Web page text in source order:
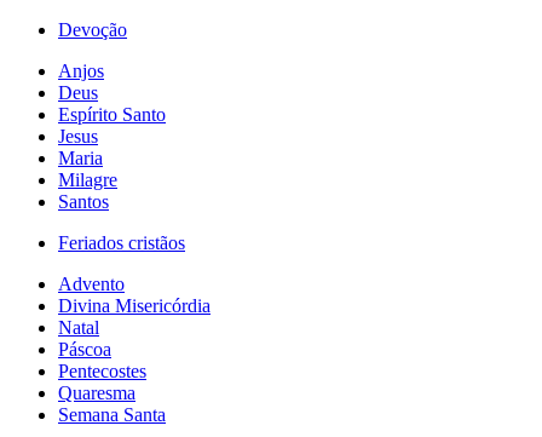
Devoção
Anjos
Deus
Espírito Santo
Jesus
Maria
Milagre
Santos
Feriados cristãos
Advento
Divina Misericórdia
Natal
Páscoa
Pentecostes
Quaresma
Semana Santa